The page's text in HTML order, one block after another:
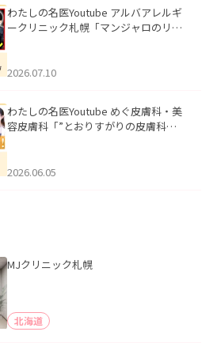
わたしの名医Youtube アルバアレルギ
ークリニック札幌「マンジャロのリア
た。
2026.07.10
わたしの名医Youtube めぐ皮膚科・美
容皮膚科「”とおりすがりの皮膚科
2026.06.05
MJクリニック札幌
北海道